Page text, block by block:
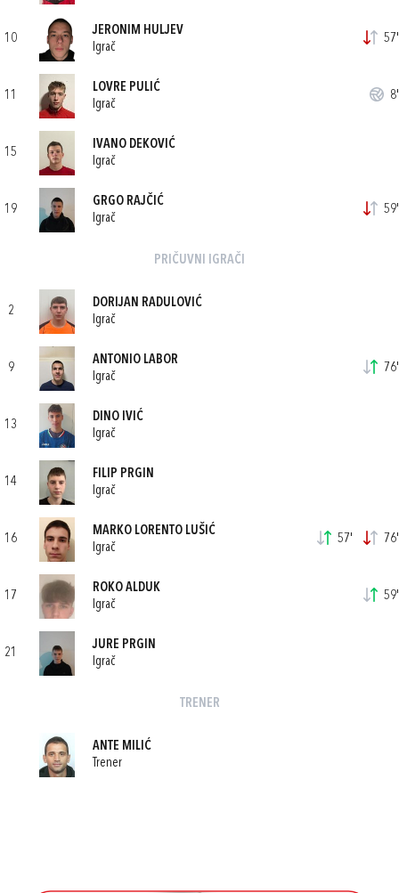
10
JERONIM HULJEV
Igrač
57'
11
LOVRE PULIĆ
Igrač
8'
15
IVANO DEKOVIĆ
Igrač
19
GRGO RAJČIĆ
Igrač
59'
PRIČUVNI IGRAČI
2
DORIJAN RADULOVIĆ
Igrač
9
ANTONIO LABOR
Igrač
76'
13
DINO IVIĆ
Igrač
14
FILIP PRGIN
Igrač
16
MARKO LORENTO LUŠIĆ
Igrač
57' 76'
17
ROKO ALDUK
Igrač
59'
21
JURE PRGIN
Igrač
TRENER
ANTE MILIĆ
Trener